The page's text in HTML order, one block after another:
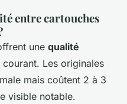
entre cartouches
une qualité
courant. Les originales
mais coûtent 2 à 3
visible notable.